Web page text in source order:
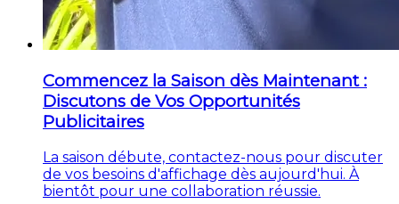
Commencez la Saison dès Maintenant :
Discutons de Vos Opportunités
Publicitaires
La saison débute, contactez-nous pour discuter
de vos besoins d'affichage dès aujourd'hui. À
bientôt pour une collaboration réussie.